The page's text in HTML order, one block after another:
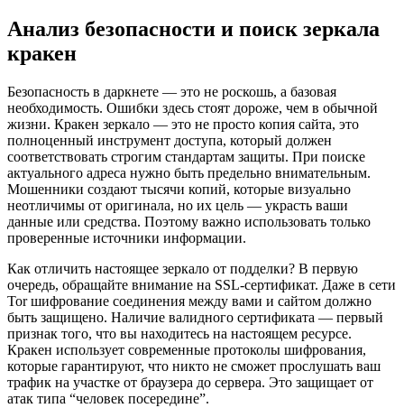
Анализ безопасности и поиск зеркала
кракен
Безопасность в даркнете — это не роскошь, а базовая
необходимость. Ошибки здесь стоят дороже, чем в обычной
жизни. Кракен зеркало — это не просто копия сайта, это
полноценный инструмент доступа, который должен
соответствовать строгим стандартам защиты. При поиске
актуального адреса нужно быть предельно внимательным.
Мошенники создают тысячи копий, которые визуально
неотличимы от оригинала, но их цель — украсть ваши
данные или средства. Поэтому важно использовать только
проверенные источники информации.
Как отличить настоящее зеркало от подделки? В первую
очередь, обращайте внимание на SSL-сертификат. Даже в сети
Tor шифрование соединения между вами и сайтом должно
быть защищено. Наличие валидного сертификата — первый
признак того, что вы находитесь на настоящем ресурсе.
Кракен использует современные протоколы шифрования,
которые гарантируют, что никто не сможет прослушать ваш
трафик на участке от браузера до сервера. Это защищает от
атак типа “человек посередине”.